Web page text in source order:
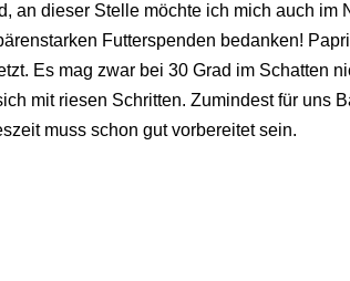
an dieser Stelle möchte ich mich auch im
Futterspenden bedanken!
Es mag zwar bei 30 Grad im Schatten
mit riesen Schritten. Zumindest für uns
muss schon gut vorbereitet sein.